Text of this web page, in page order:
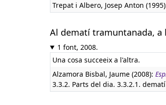
Trepat i Albero, Josep Anton
Al dematí tramuntanada, a
1 font, 2008.
Una cosa succeeix a l'altra.
Alzamora Bisbal, Jaume (2008):
3.3.2. Parts del dia. 3.3.2.1.